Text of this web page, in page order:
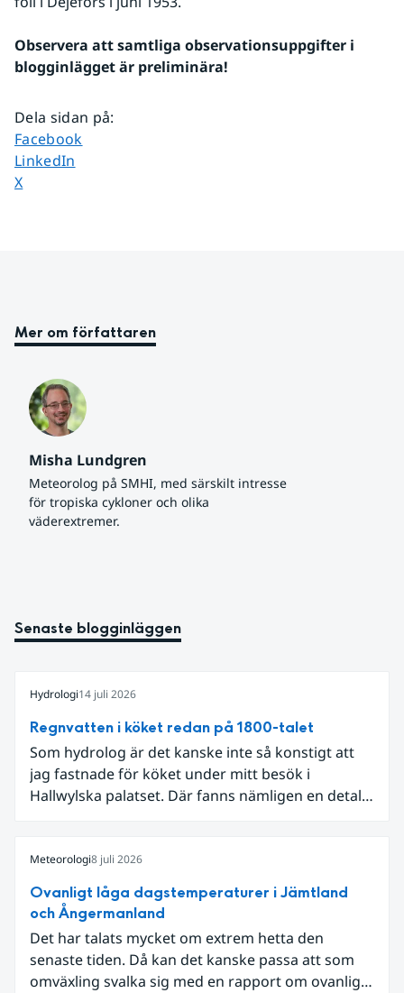
Observera att samtliga observationsuppgifter i
blogginlägget är preliminära!
Dela sidan på:
Dela sidan på
Facebook
Dela sidan på
LinkedIn
Dela sidan på
X
Mer om författaren
Misha Lundgren
Meteorolog på SMHI, med särskilt intresse
för tropiska cykloner och olika
väderextremer.
Senaste blogginläggen
Hydrologi14 juli 2026
Regnvatten i köket redan på 1800-talet
Som hydrolog är det kanske inte så konstigt att
jag fastnade för köket under mitt besök i
Hallwylska palatset. Där fanns nämligen en detalj
Meteorologi8 juli 2026
Ovanligt låga dagstemperaturer i Jämtland
och Ångermanland
Det har talats mycket om extrem hetta den
senaste tiden. Då kan det kanske passa att som
omväxling svalka sig med en rapport om ovanligt